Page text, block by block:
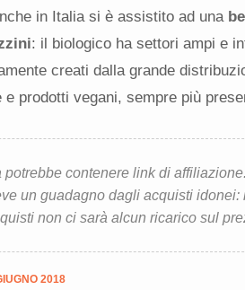
in Italia si è assistito ad una
: il biologico ha settori ampi e
creati dalla grande
e prodotti vegani, sempre più
potrebbe contenere link di
un guadagno dagli acquisti
non ci sarà alcun ricarico sul
2018